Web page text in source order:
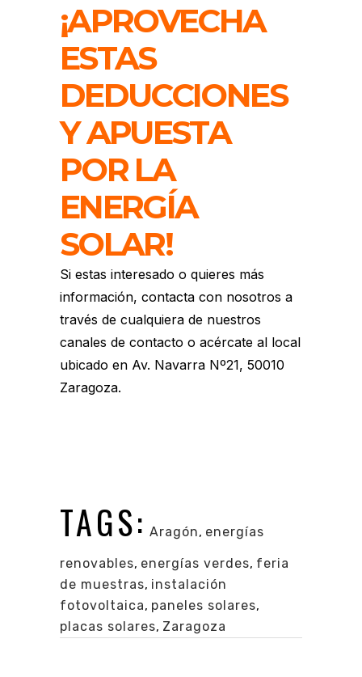
¡APROVECHA
ESTAS
DEDUCCIONES
Y APUESTA
POR LA
ENERGÍA
SOLAR!
Si estas interesado o quieres más
información, contacta con nosotros a
través de cualquiera de nuestros
canales de contacto o acércate al local
ubicado en Av. Navarra Nº21, 50010
Zaragoza.
TAGS: Aragón, energías
renovables, energías verdes, feria
de muestras, instalación
fotovoltaica, paneles solares,
placas solares, Zaragoza